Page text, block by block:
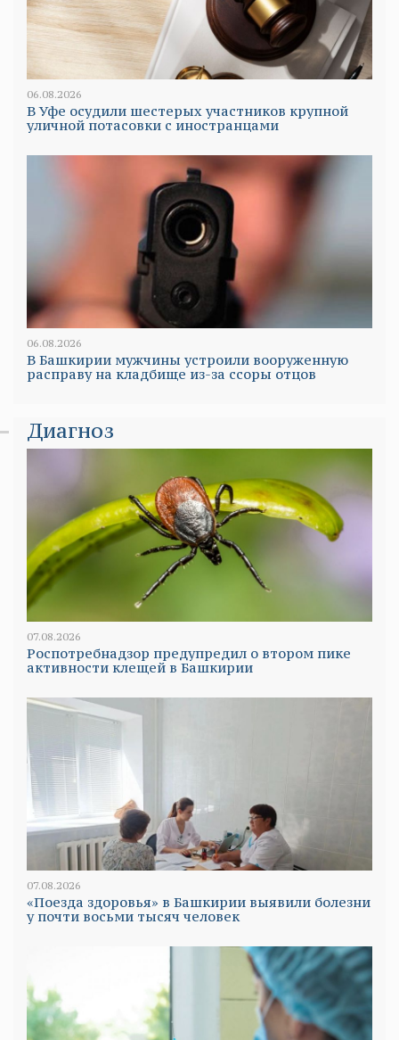
06.08.2026
В Уфе осудили шестерых участников крупной
уличной потасовки с иностранцами
06.08.2026
В Башкирии мужчины устроили вооруженную
расправу на кладбище из-за ссоры отцов
Диагноз
07.08.2026
Роспотребнадзор предупредил о втором пике
активности клещей в Башкирии
07.08.2026
«Поезда здоровья» в Башкирии выявили болезни
у почти восьми тысяч человек